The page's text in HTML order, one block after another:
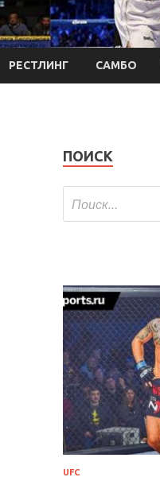
РЕСТЛИНГ САМБО
ПОИСК
UFC